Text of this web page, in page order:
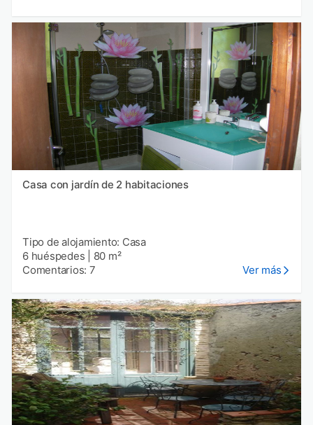
Casa con jardín de 2 habitaciones
Tipo de alojamiento: Casa
6 huéspedes
80 m²
Comentarios: 7
Ver más